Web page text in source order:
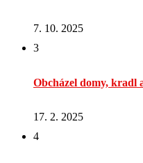
7. 10. 2025
3
Obcházel domy, kradl
17. 2. 2025
4